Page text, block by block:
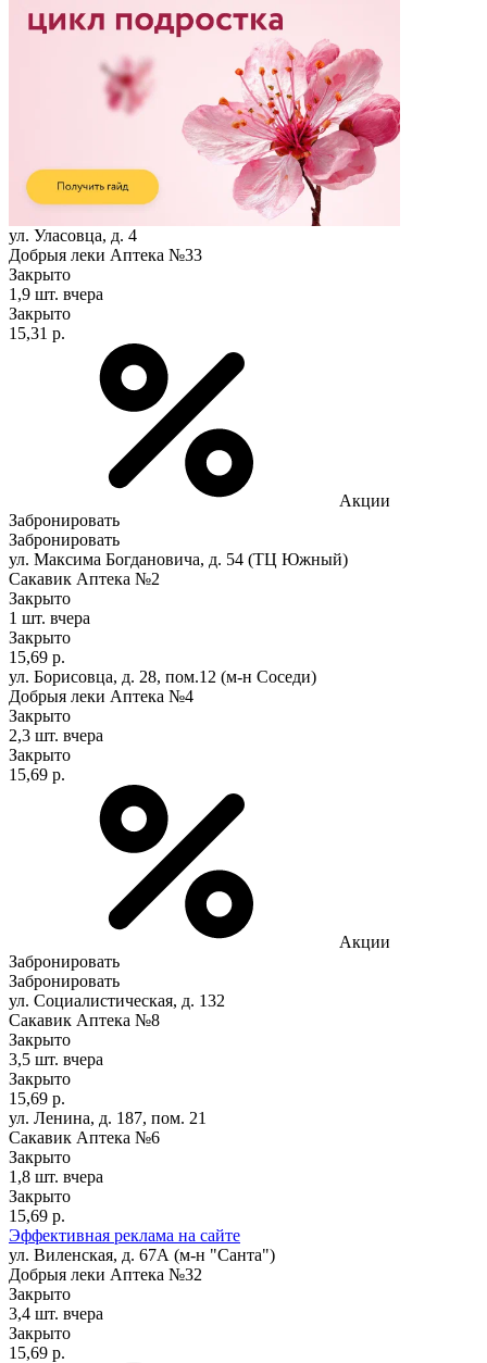
ул. Уласовца, д. 4
Добрыя леки Аптека №33
Закрыто
1,9 шт. вчера
Закрыто
15,31 р.
Акции
Забронировать
Забронировать
ул. Максима Богдановича, д. 54 (ТЦ Южный)
Сакавик Аптека №2
Закрыто
1 шт. вчера
Закрыто
15,69 р.
ул. Борисовца, д. 28, пом.12 (м-н Соседи)
Добрыя леки Аптека №4
Закрыто
2,3 шт. вчера
Закрыто
15,69 р.
Акции
Забронировать
Забронировать
ул. Социалистическая, д. 132
Сакавик Аптека №8
Закрыто
3,5 шт. вчера
Закрыто
15,69 р.
ул. Ленина, д. 187, пом. 21
Сакавик Аптека №6
Закрыто
1,8 шт. вчера
Закрыто
15,69 р.
Эффективная реклама на сайте
ул. Виленская, д. 67А (м-н "Санта")
Добрыя леки Аптека №32
Закрыто
3,4 шт. вчера
Закрыто
15,69 р.